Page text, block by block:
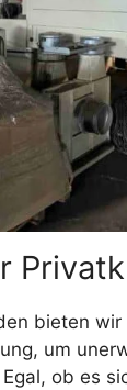
bieten
um
ob es